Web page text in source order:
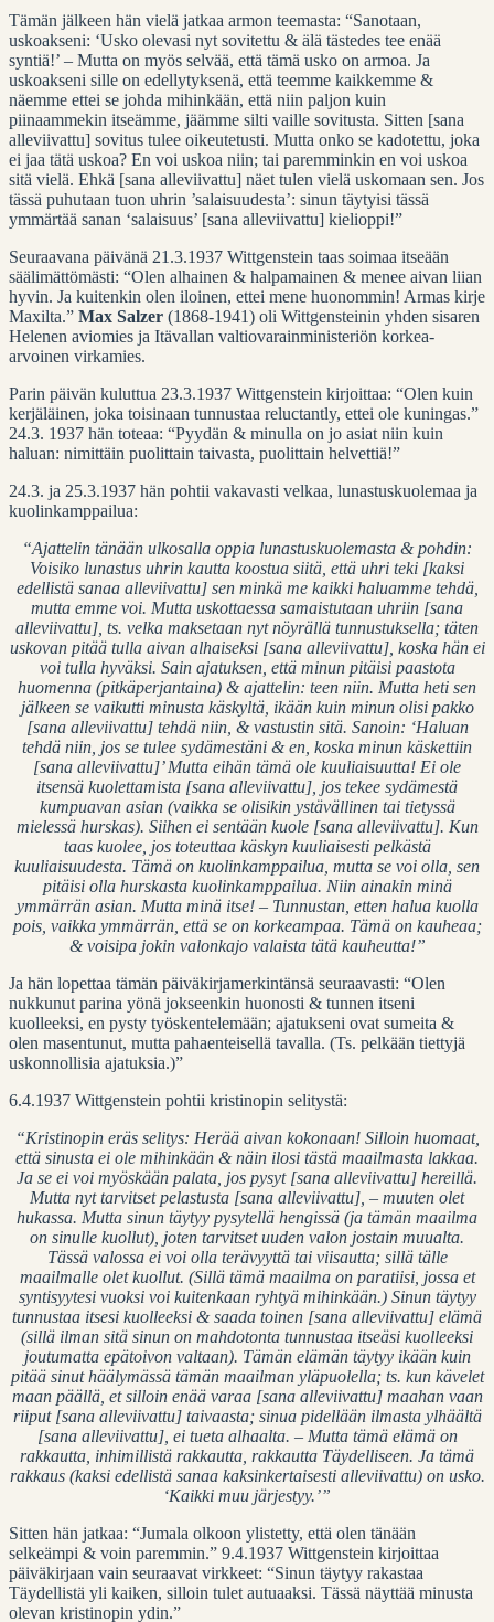
Tämän jälkeen hän vielä jatkaa armon teemasta: “Sanotaan,
uskoakseni: ‘Usko olevasi nyt sovitettu & älä tästedes tee enää
syntiä!’ – Mutta on myös selvää, että tämä usko on armoa. Ja
uskoakseni sille on edellytyksenä, että teemme kaikkemme &
näemme ettei se johda mihinkään, että niin paljon kuin
piinaammekin itseämme, jäämme silti vaille sovitusta. Sitten [sana
alleviivattu] sovitus tulee oikeutetusti. Mutta onko se kadotettu, joka
ei jaa tätä uskoa? En voi uskoa niin; tai paremminkin en voi uskoa
sitä vielä. Ehkä [sana alleviivattu] näet tulen vielä uskomaan sen. Jos
tässä puhutaan tuon uhrin ’salaisuudesta’: sinun täytyisi tässä
ymmärtää sanan ‘salaisuus’ [sana alleviivattu] kielioppi!”
Seuraavana päivänä 21.3.1937 Wittgenstein taas soimaa itseään
säälimättömästi: “Olen alhainen & halpamainen & menee aivan liian
hyvin. Ja kuitenkin olen iloinen, ettei mene huonommin! Armas kirje
Maxilta.” Max Salzer (1868-1941) oli Wittgensteinin yhden sisaren
Helenen aviomies ja Itävallan valtiovarainministeriön korkea-
arvoinen virkamies.
Parin päivän kuluttua 23.3.1937 Wittgenstein kirjoittaa: “Olen kuin
kerjäläinen, joka toisinaan tunnustaa reluctantly, ettei ole kuningas.”
24.3. 1937 hän toteaa: “Pyydän & minulla on jo asiat niin kuin
haluan: nimittäin puolittain taivasta, puolittain helvettiä!”
24.3. ja 25.3.1937 hän pohtii vakavasti velkaa, lunastuskuolemaa ja
kuolinkamppailua:
“Ajattelin tänään ulkosalla oppia lunastuskuolemasta & pohdin:
Voisiko lunastus uhrin kautta koostua siitä, että uhri teki [kaksi
edellistä sanaa alleviivattu] sen minkä me kaikki haluamme tehdä,
mutta emme voi. Mutta uskottaessa samaistutaan uhriin [sana
alleviivattu], ts. velka maksetaan nyt nöyrällä tunnustuksella; täten
uskovan pitää tulla aivan alhaiseksi [sana alleviivattu], koska hän ei
voi tulla hyväksi. Sain ajatuksen, että minun pitäisi paastota
huomenna (pitkäperjantaina) & ajattelin: teen niin. Mutta heti sen
jälkeen se vaikutti minusta käskyltä, ikään kuin minun olisi pakko
[sana alleviivattu] tehdä niin, & vastustin sitä. Sanoin: ‘Haluan
tehdä niin, jos se tulee sydämestäni & en, koska minun käskettiin
[sana alleviivattu]’ Mutta eihän tämä ole kuuliaisuutta! Ei ole
itsensä kuolettamista [sana alleviivattu], jos tekee sydämestä
kumpuavan asian (vaikka se olisikin ystävällinen tai tietyssä
mielessä hurskas). Siihen ei sentään kuole [sana alleviivattu]. Kun
taas kuolee, jos toteuttaa käskyn kuuliaisesti pelkästä
kuuliaisuudesta. Tämä on kuolinkamppailua, mutta se voi olla, sen
pitäisi olla hurskasta kuolinkamppailua. Niin ainakin minä
ymmärrän asian. Mutta minä itse! – Tunnustan, etten halua kuolla
pois, vaikka ymmärrän, että se on korkeampaa. Tämä on kauheaa;
& voisipa jokin valonkajo valaista tätä kauheutta!”
Ja hän lopettaa tämän päiväkirjamerkintänsä seuraavasti: “Olen
nukkunut parina yönä jokseenkin huonosti & tunnen itseni
kuolleeksi, en pysty työskentelemään; ajatukseni ovat sumeita &
olen masentunut, mutta pahaenteisellä tavalla. (Ts. pelkään tiettyjä
uskonnollisia ajatuksia.)”
6.4.1937 Wittgenstein pohtii kristinopin selitystä:
“Kristinopin eräs selitys: Herää aivan kokonaan! Silloin huomaat,
että sinusta ei ole mihinkään & näin ilosi tästä maailmasta lakkaa.
Ja se ei voi myöskään palata, jos pysyt [sana alleviivattu] hereillä.
Mutta nyt tarvitset pelastusta [sana alleviivattu], – muuten olet
hukassa. Mutta sinun täytyy pysytellä hengissä (ja tämän maailma
on sinulle kuollut), joten tarvitset uuden valon jostain muualta.
Tässä valossa ei voi olla terävyyttä tai viisautta; sillä tälle
maailmalle olet kuollut. (Sillä tämä maailma on paratiisi, jossa et
syntisyytesi vuoksi voi kuitenkaan ryhtyä mihinkään.) Sinun täytyy
tunnustaa itsesi kuolleeksi & saada toinen [sana alleviivattu] elämä
(sillä ilman sitä sinun on mahdotonta tunnustaa itseäsi kuolleeksi
joutumatta epätoivon valtaan). Tämän elämän täytyy ikään kuin
pitää sinut häälymässä tämän maailman yläpuolella; ts. kun kävelet
maan päällä, et silloin enää varaa [sana alleviivattu] maahan vaan
riiput [sana alleviivattu] taivaasta; sinua pidellään ilmasta ylhäältä
[sana alleviivattu], ei tueta alhaalta. – Mutta tämä elämä on
rakkautta, inhimillistä rakkautta, rakkautta Täydelliseen. Ja tämä
rakkaus (kaksi edellistä sanaa kaksinkertaisesti alleviivattu) on usko.
‘Kaikki muu järjestyy.’”
Sitten hän jatkaa: “Jumala olkoon ylistetty, että olen tänään
selkeämpi & voin paremmin.” 9.4.1937 Wittgenstein kirjoittaa
päiväkirjaan vain seuraavat virkkeet: “Sinun täytyy rakastaa
Täydellistä yli kaiken, silloin tulet autuaaksi. Tässä näyttää minusta
olevan kristinopin ydin.”